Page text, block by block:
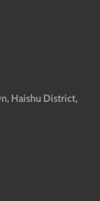
Haishu District,